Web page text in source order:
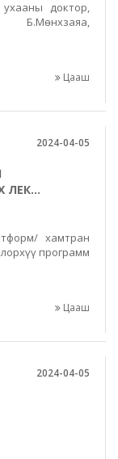
доктор,
Б.Мөнхзаяа,
Цааш
2024-04-05
ЛЕК...
хамтран
программ
Цааш
2024-04-05